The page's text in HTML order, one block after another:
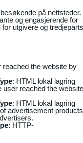
på nettsteder.
og engasjerende for
utgivere og tredjeparts
reached the website by
: HTML lokal lagring
user reached the website
: HTML lokal lagring
advertisement products
: HTTP-